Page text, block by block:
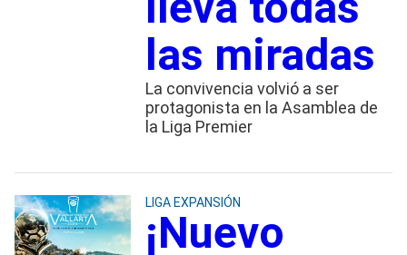
las miradas
La convivencia volvió a ser
protagonista en la Asamblea de
la Liga Premier
LIGA EXPANSIÓN
¡Nuevo